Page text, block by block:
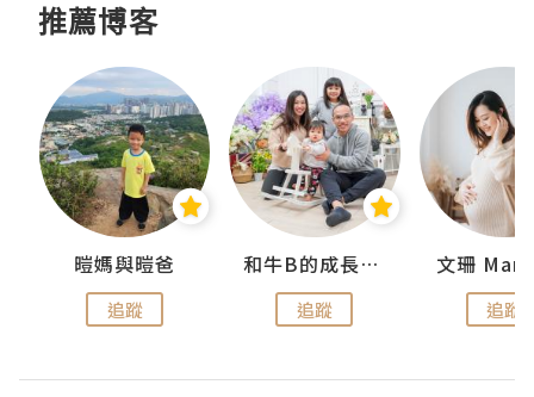
推薦博客
暟媽與暟爸
追蹤
和牛B的成長日記
追蹤
文珊
追蹤